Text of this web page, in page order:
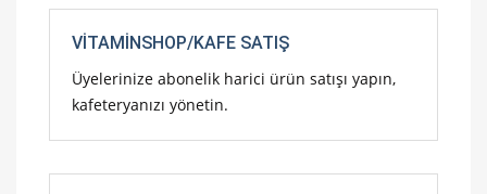
VITAMINSHOP/KAFE SATIŞ
Üyelerinize abonelik harici ürün satışı yapın,
kafeteryanızı yönetin.